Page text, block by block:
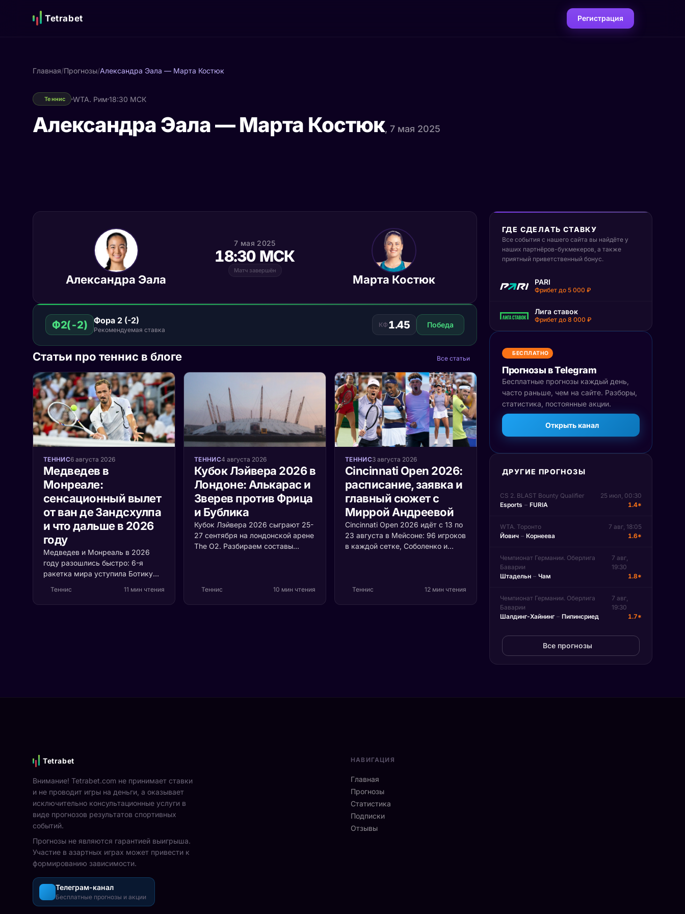
Tetrabet Регистрация
Главная/Прогнозы/Александра Эала — Марта Костюк
Теннис WTA. Рим 18:30 МСК
Александра Эала — Марта Костюк, 7 мая 2025
Александра Эала
7 мая 2025
18:30 МСК
Матч завершён
Марта Костюк
Ф2(-2) Фора 2 (-2)
Рекомендуемая ставка
КФ 1.45 Победа
Статьи про теннис в блоге Все статьи
ТЕННИС6 августа 2026
Медведев в
Монреале:
сенсационный вылет
от ван де Зандсхулпа
и что дальше в 2026
году
Медведев и Монреаль в 2026
году разошлись быстро: 6-я
ракетка мира уступила Ботику
минуту. Разбираем, что
Теннис 11 мин чтения
ТЕННИС4 августа 2026
Кубок Лэйвера 2026 в
Лондоне: Алькарас и
Зверев против Фрица
и Бублика
Кубок Лэйвера 2026 сыграют 25-
27 сентября на лондонской арене
The O2. Разбираем составы
судьбу трофея.
Теннис 10 мин чтения
ТЕННИС3 августа 2026
Cincinnati Open 2026:
расписание, заявка и
главный сюжет с
Миррой Андреевой
Cincinnati Open 2026 идёт с 13 по
23 августа в Мейсоне: 96 игроков
в каждой сетке, Соболенко и
выходит на американский хард
Теннис 12 мин чтения
ГДЕ СДЕЛАТЬ СТАВКУ
Все события с нашего сайта вы найдёте у
наших партнёров-букмекеров, а также
приятный приветственный бонус.
PARI
Фрибет до 5 000 ₽
Лига ставок
Фрибет до 8 000 ₽
БЕСПЛАТНО
Прогнозы в Telegram
Бесплатные прогнозы каждый день,
часто раньше, чем на сайте. Разборы,
статистика, постоянные акции.
Открыть канал
ДРУГИЕ ПРОГНОЗЫ
CS 2. BLAST Bounty Qualifier
25 июл, 00:30
Esports – FURIA 1.4*
WTA. Торонто
7 авг, 18:05
Йович – Корнеева 1.6*
Чемпионат Германии. Оберлига
Баварии
7 авг,
19:30
Штадельн – Чам 1.8*
Чемпионат Германии. Оберлига
Баварии
7 авг,
19:30
Шалдинг-Хайнинг – Пипинсриед 1.7*
Все прогнозы
Tetrabet
Внимание! Tetrabet.com не принимает ставки
и не проводит игры на деньги, а оказывает
исключительно консультационные услуги в
виде прогнозов результатов спортивных
событий.
Прогнозы не являются гарантией выигрыша.
Участие в азартных играх может привести к
формированию зависимости.
Телеграм-канал
Бесплатные прогнозы и акции
НАВИГАЦИЯ
Главная
Прогнозы
Статистика
Подписки
Отзывы